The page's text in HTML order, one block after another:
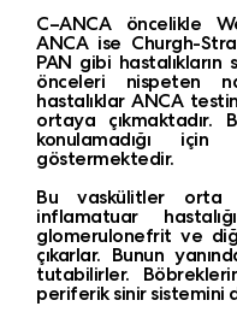
C–ANCA öncelikle
ANCA ise Churgh-
PAN gibi
önceleri nispeten
hastalıklar ANCA
ortaya çıkmaktadır.
konulamadığı için
göstermektedir.
Bu vaskülitler orta
inflamatuar
glomerulonefrit ve
çıkarlar. Bunun
tutabilirler.
periferik sinir sistemini